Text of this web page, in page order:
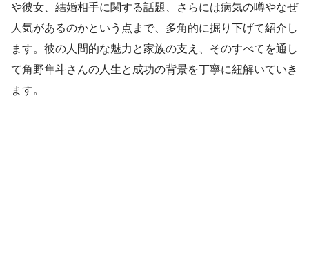
や彼女、結婚相手に関する話題、さらには病気の噂やなぜ
人気があるのかという点まで、多角的に掘り下げて紹介し
ます。彼の人間的な魅力と家族の支え、そのすべてを通し
て角野隼斗さんの人生と成功の背景を丁寧に紐解いていき
ます。